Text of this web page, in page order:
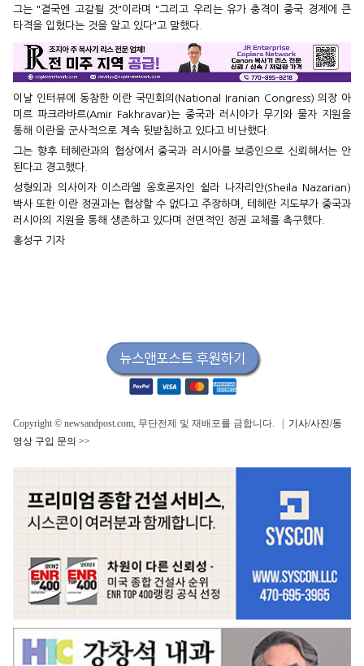
그는 "결국엔 고갈될 것"이라며 "그리고 우리는 유가 충격이 중국 경제에 큰
타격을 입혔다는 것을 알고 있다"고 말했다.
이날 인터뷰에 동참한 이란 국민회의(National Iranian Congress) 의장 아
미르 파크라바르(Amir Fakhravar)는 중국과 러시아가 무기와 물자 지원을
통해 이란을 군사적으로 계속 뒷받침하고 있다고 비난했다.
그는 향후 테헤란과의 협상에서 중국과 러시아를 보증인으로 신뢰해서는 안
된다고 경고했다.
성형외과 의사이자 이스라엘 옹호론자인 쉴라 나자리안(Sheila Nazarian)
박사 또한 이란 정권과는 협상할 수 없다고 주장하며, 테헤란 지도부가 중국과
러시아의 지원을 통해 생존하고 있다며 전면적인 정권 교체를 촉구했다.
홍성구 기자
Copyright © newsandpost.com, 무단전제 및 재배포를 금합니다. | 기사/사진/동
영상 구입 문의 >>